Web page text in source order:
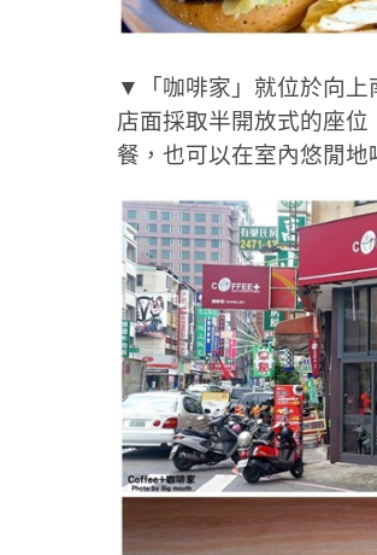
▼「咖啡家」就位於向上
店面採取半開放式的座
餐，也可以在室內悠閒地